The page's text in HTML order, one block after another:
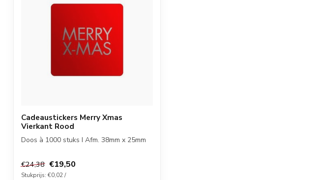
Cadeaustickers Merry Xmas
Vierkant Rood
Doos à 1000 stuks I Afm. 38mm x 25mm
€24,38 €19,50
Stukprijs: €0,02 /